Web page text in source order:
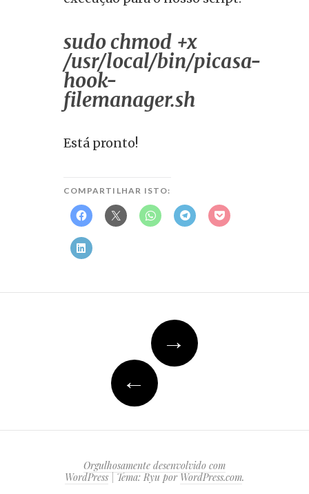
sudo chmod +x
/usr/local/bin/picasa-
hook-
filemanager.sh
Está pronto!
COMPARTILHAR ISTO:
Navegação
→
←
Orgulhosamente desenvolvido com
WordPress |Tema: Ryu porWordPress.com.